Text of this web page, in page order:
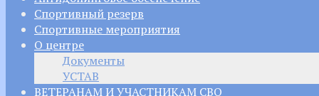
Спортивный резерв
Спортивные мероприятия
О центре
Документы
УСТАВ
ВЕТЕРАНАМ И УЧАСТНИКАМ СВО